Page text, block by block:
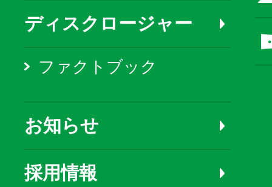
ディスクロージャー
ファクトブック
お知らせ
採用情報